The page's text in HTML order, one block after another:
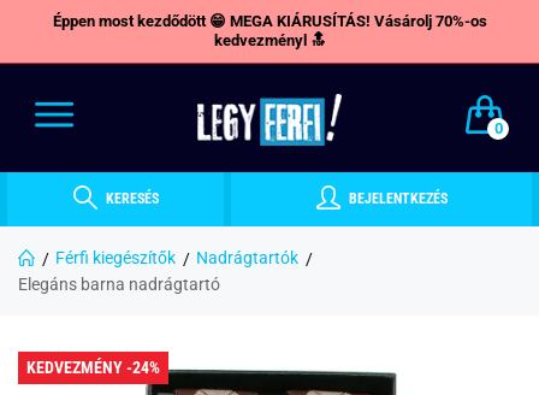
Éppen most kezdődött 😁 MEGA KIÁRUSÍTÁS! Vásárolj 70%-os
kedvezményl 🔝
0
KERESÉS BEJELENTKEZÉS
Férfi kiegészítők
Nadrágtartók
Elegáns barna nadrágtartó
KEDVEZMÉNY -24%